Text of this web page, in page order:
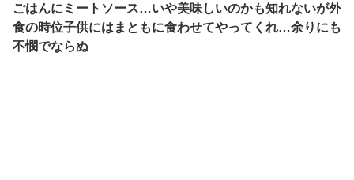
ごはんにミートソース…いや美味しいのかも知れないが外
食の時位子供にはまともに食わせてやってくれ…余りにも
不憫でならぬ